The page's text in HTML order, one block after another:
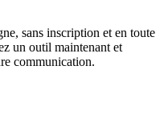
sans inscription et en toute
un outil maintenant et
communication.